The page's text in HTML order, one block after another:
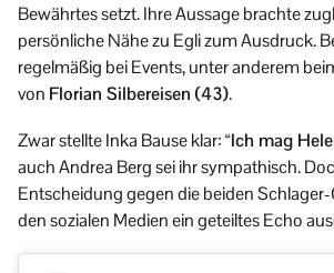
Bewährtes setzt. Ihre Aussage brachte
persönliche Nähe zu Egli zum Ausdruck.
regelmäßig bei Events, unter anderem
von Florian Silbereisen (43).
Zwar stellte Inka Bause klar:“Ich mag
auch Andrea Berg sei ihr sympathisch.
Entscheidung gegen die beiden
den sozialen Medien ein geteiltes Echo